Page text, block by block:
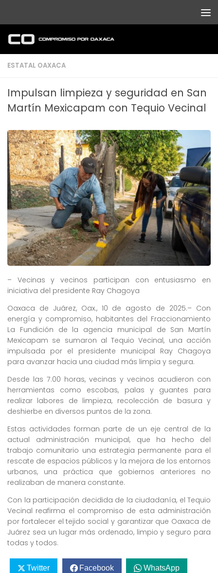
ESTATAL OAXACA
Impulsan limpieza y seguridad en San
Martín Mexicapam con Tequio Vecinal
– Vecinas y vecinos participan con entusiasmo en
iniciativa del presidente Ray Chagoya
Oaxaca de Juárez, Oax., 10 de agosto de 2025.– Con
energía y compromiso, habitantes del Fraccionamiento
La Fundición de la agencia municipal de San Martín
Mexicapam se sumaron al Tequio Vecinal, una acción
impulsada por el presidente municipal Ray Chagoya
para avanzar hacia una ciudad más limpia y segura.
Desde las 7:00 horas, vecinas y vecinos acudieron con
herramientas como escobas, palas y guantes para
realizar labores de limpieza, recolección de basura y
deshierbe en diversos puntos de la zona.
Estas actividades forman parte de un eje central de la
actual administración municipal, que ha hecho del
trabajo comunitario una estrategia permanente para el
rescate de espacios públicos y la mejora de los entornos
urbanos, una práctica que gobiernos anteriores no
realizaban de manera constante.
Con la participación decidida de la ciudadanía, el Tequio
Vecinal reafirma el compromiso de esta administración
por fortalecer el tejido social y garantizar que Oaxaca de
Juárez sea un lugar más ordenado, limpio y seguro para
todas y todos.
Twitter Facebook WhatsApp